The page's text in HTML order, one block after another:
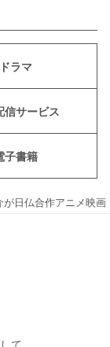
ドラマ
信サービス
子書籍
日仏合作アニメ映
て